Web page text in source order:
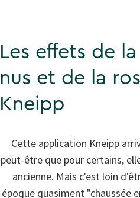
Les effets de
nus et de la
Kneipp
Cette application Kneipp
peut-être que pour certains,
ancienne. Mais c'est loin
époque quasiment "chaussée